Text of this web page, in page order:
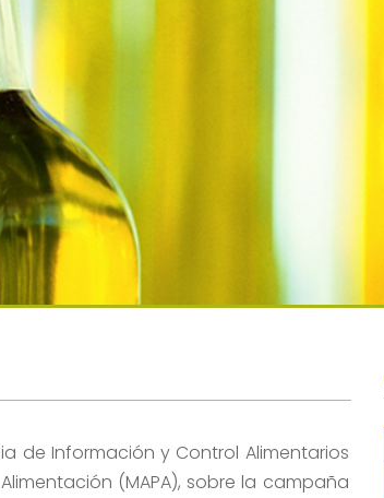
de Información y Control Alimentarios
(MAPA), sobre la campaña